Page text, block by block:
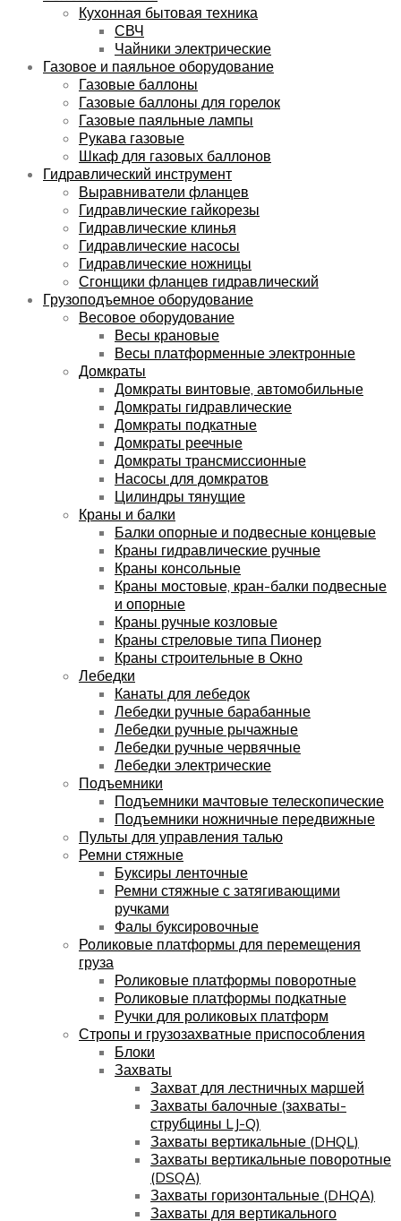
Кухонная бытовая техника
СВЧ
Чайники электрические
Газовое и паяльное оборудование
Газовые баллоны
Газовые баллоны для горелок
Газовые паяльные лампы
Рукава газовые
Шкаф для газовых баллонов
Гидравлический инструмент
Выравниватели фланцев
Гидравлические гайкорезы
Гидравлические клинья
Гидравлические насосы
Гидравлические ножницы
Сгонщики фланцев гидравлический
Грузоподъемное оборудование
Весовое оборудование
Весы крановые
Весы платформенные электронные
Домкраты
Домкраты винтовые, автомобильные
Домкраты гидравлические
Домкраты подкатные
Домкраты реечные
Домкраты трансмиссионные
Насосы для домкратов
Цилиндры тянущие
Краны и балки
Балки опорные и подвесные концевые
Краны гидравлические ручные
Краны консольные
Краны мостовые, кран-балки подвесные
и опорные
Краны ручные козловые
Краны стреловые типа Пионер
Краны строительные в Окно
Лебедки
Канаты для лебедок
Лебедки ручные барабанные
Лебедки ручные рычажные
Лебедки ручные червячные
Лебедки электрические
Подъемники
Подъемники мачтовые телескопические
Подъемники ножничные передвижные
Пульты для управления талью
Ремни стяжные
Буксиры ленточные
Ремни стяжные с затягивающими
ручками
Фалы буксировочные
Роликовые платформы для перемещения
груза
Роликовые платформы поворотные
Роликовые платформы подкатные
Ручки для роликовых платформ
Стропы и грузозахватные приспособления
Блоки
Захваты
Захват для лестничных маршей
Захваты балочные (захваты-
струбцины LJ-Q)
Захваты вертикальные (DHQL)
Захваты вертикальные поворотные
(DSQA)
Захваты горизонтальные (DHQA)
Захваты для вертикального